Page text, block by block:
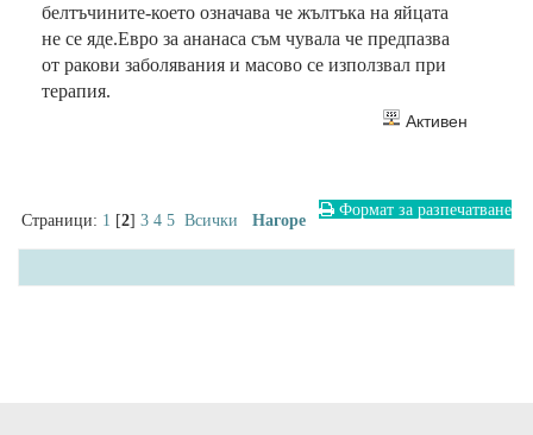
белтъчините-което означава че жълтъка на яйцата
не се яде.Евро за ананаса съм чувала че предпазва
от ракови заболявания и масово се използвал при
терапия.
Активен
Формат за разпечатване
Страници: 1 [2] 3 4 5 Всички Нагоре